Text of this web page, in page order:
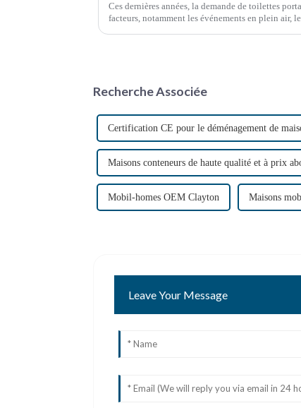
Ces dernières années, la demande de toilettes
facteurs, notamment les événements en plein air,
Recherche Associée
Certification CE pour le déménagement de
Maisons conteneurs de haute qualité et à prix
Mobil-homes OEM Clayton Maisons
Leave Your Message